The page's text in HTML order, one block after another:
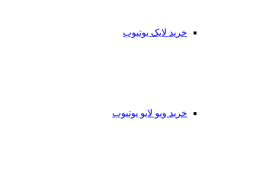
خرید لایک یوتیوب
خرید ویو لایو یوتیوب